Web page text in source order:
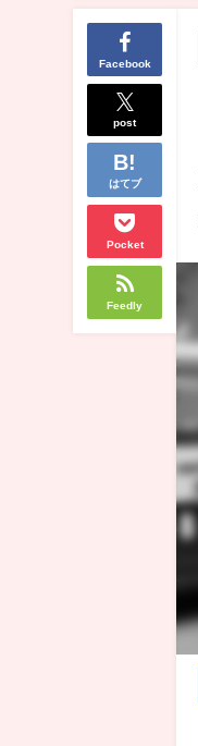
Facebook
post
はてブ
Pocket
Feedly